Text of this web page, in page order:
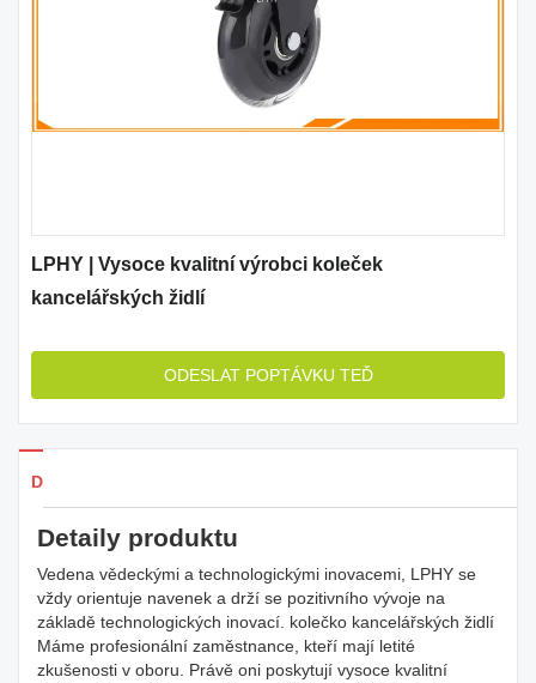
LPHY | Vysoce kvalitní výrobci koleček
kancelářských židlí
ODESLAT POPTÁVKU TEĎ
Detaily produkty
Detaily produktu
Vedena vědeckými a technologickými inovacemi, LPHY se
vždy orientuje navenek a drží se pozitivního vývoje na
základě technologických inovací. kolečko kancelářských židlí
Máme profesionální zaměstnance, kteří mají letité
zkušenosti v oboru. Právě oni poskytují vysoce kvalitní